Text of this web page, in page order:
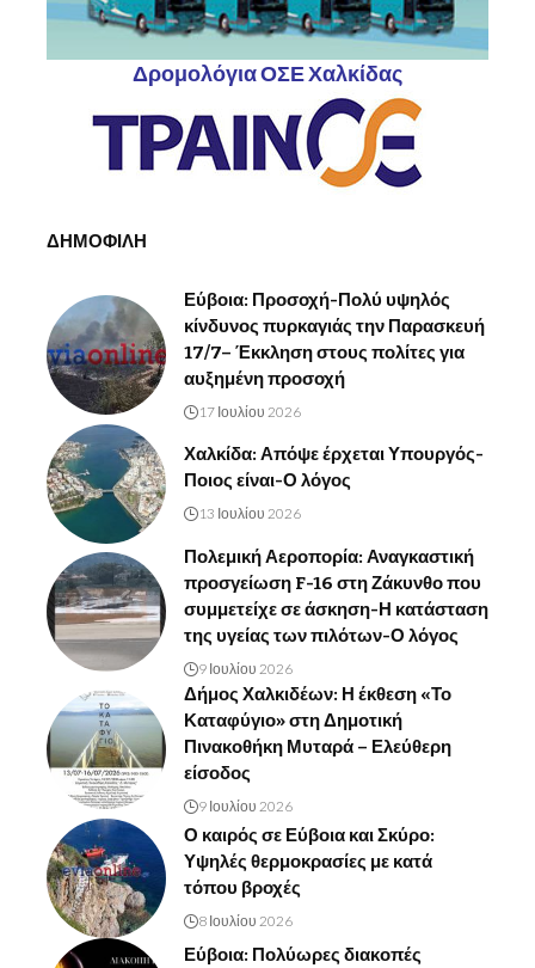
Δρομολόγια ΟΣΕ Χαλκίδας
ΔΗΜΟΦΙΛΗ
Εύβοια: Προσοχή-Πολύ υψηλός
κίνδυνος πυρκαγιάς την Παρασκευή
17/7– Έκκληση στους πολίτες για
αυξημένη προσοχή
17 Ιουλίου 2026
Χαλκίδα: Απόψε έρχεται Υπουργός-
Ποιος είναι-Ο λόγος
13 Ιουλίου 2026
Πολεμική Αεροπορία: Αναγκαστική
προσγείωση F-16 στη Ζάκυνθο που
συμμετείχε σε άσκηση-Η κατάσταση
της υγείας των πιλότων-Ο λόγος
9 Ιουλίου 2026
Δήμος Χαλκιδέων: Η έκθεση «Το
Καταφύγιο» στη Δημοτική
Πινακοθήκη Μυταρά – Ελεύθερη
είσοδος
9 Ιουλίου 2026
Ο καιρός σε Εύβοια και Σκύρο:
Υψηλές θερμοκρασίες με κατά
τόπου βροχές
8 Ιουλίου 2026
Εύβοια: Πολύωρες διακοπές